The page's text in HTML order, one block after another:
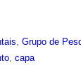
,Grupo de
,capa